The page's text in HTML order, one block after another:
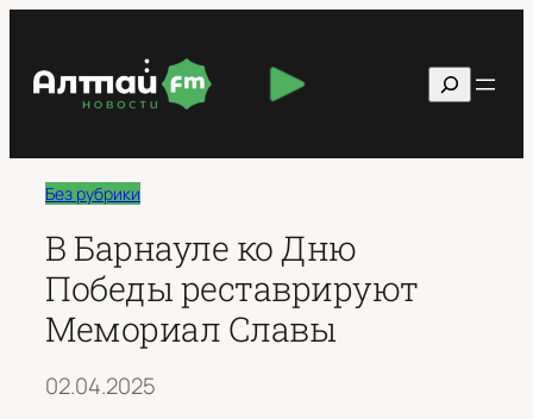
содержимому
Поиск
Без рубрики
В Барнауле ко Дню
Победы реставрируют
Мемориал Славы
02.04.2025